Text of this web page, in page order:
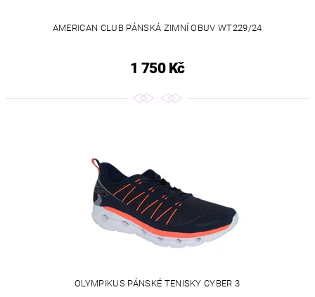
AMERICAN CLUB PÁNSKÁ ZIMNÍ OBUV WT229/24
1 750 Kč
OLYMPIKUS PÁNSKÉ TENISKY CYBER 3